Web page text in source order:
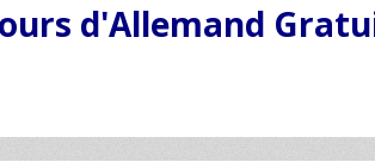
d'Allemand